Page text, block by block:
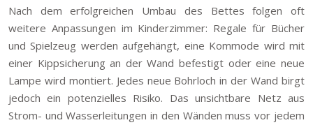
Nach dem erfolgreichen Umbau des Bettes folgen oft
weitere Anpassungen im Kinderzimmer: Regale für Bücher
und Spielzeug werden aufgehängt, eine Kommode wird mit
einer Kippsicherung an der Wand befestigt oder eine neue
Lampe wird montiert. Jedes neue Bohrloch in der Wand birgt
jedoch ein potenzielles Risiko. Das unsichtbare Netz aus
Strom- und Wasserleitungen in den Wänden muss vor jedem